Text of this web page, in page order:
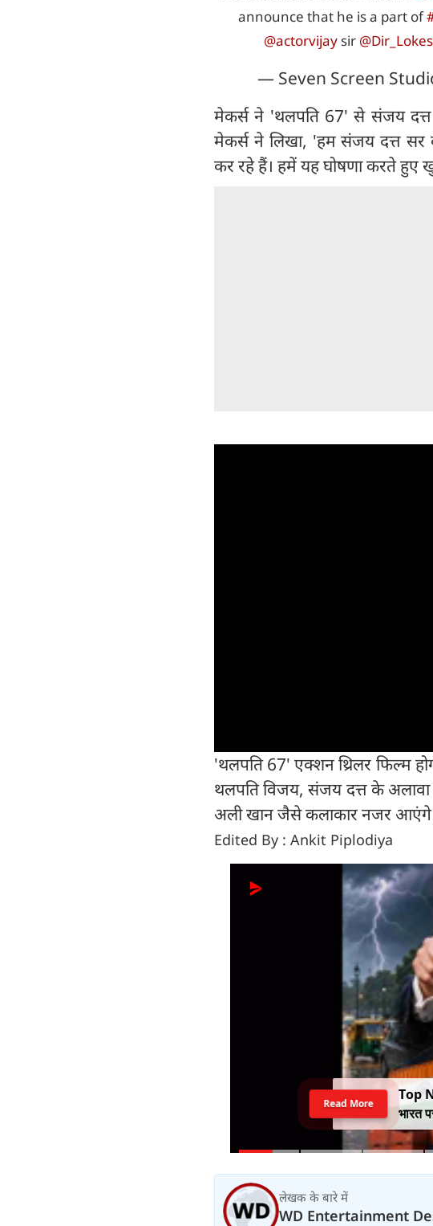
announce that he is a part of
@actorvijay sir
— Seven Screen
मेकर्स ने 'थलपति 67' से संजय
मेकर्स ने लिखा, 'हम संजय दत्त सर
कर रहे हैं। हमें यह घोषणा करते हुए
'थलपति 67' एक्शन थ्रिलर फिल्म
थलपति विजय, संजय दत्त के
अली खान जैसे कलाकार नजर आएंगे।
Edited By : Ankit Piplodiya
Top
भारत
Read More
लेखक के बारे में
WD Entertainment